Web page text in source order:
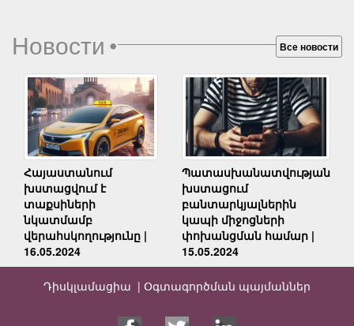
Новости• Все новости
Հայաստանում
խստացվում է
տաքսիների
նկատմամբ
վերահսկողությունը |
16.05.2024
Պատասխանատվության
խստացում
բանտարկյալներին
կապի միջոցների
փոխանցման համար |
15.05.2024
Դիսկլամացիա | Օգտագործման պայմաններ